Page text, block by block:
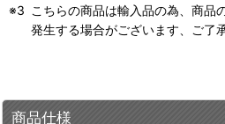
こちらの商品は輸入品の為、商品
発生する場合がございます、ご了
商品仕様